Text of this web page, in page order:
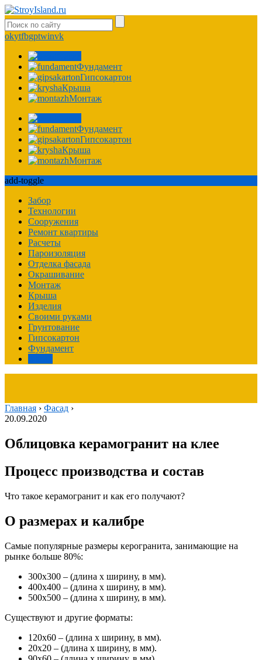
okytfbgptwinvk
Фундамент
Гипсокартон
Крыша
Монтаж
Фундамент
Гипсокартон
Крыша
Монтаж
add-toggle
Забор
Технологии
Сооружения
Ремонт квартиры
Расчеты
Пароизоляция
Отделка фасада
Окрашивание
Монтаж
Крыша
Изделия
Своими руками
Грунтование
Гипсокартон
Фундамент
Главная › Фасад ›
20.09.2020
Облицовка керамогранит на клее
Процесс производства и состав
Что такое керамогранит и как его получают?
О размерах и калибре
Самые популярные размеры керогранита, занимающие на
рынке больше 80%:
300х300 – (длина х ширину, в мм).
400х400 – (длина х ширину, в мм).
500х500 – (длина х ширину, в мм).
Существуют и другие форматы:
120х60 – (длина х ширину, в мм).
20х20 – (длина х ширину, в мм).